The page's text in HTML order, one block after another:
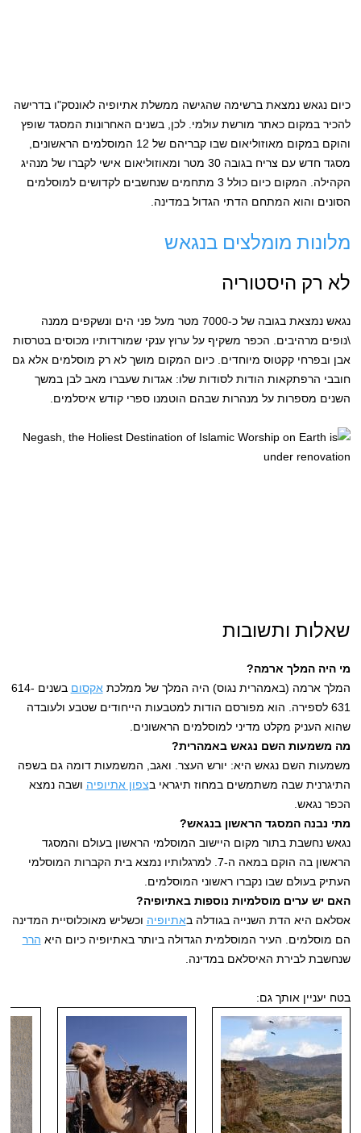
כיום נגאש נמצאת ברשימה שהגישה ממשלת אתיופיה לאונסק"ו בדרישה
להכיר במקום כאתר מורשת עולמי. לכן, בשנים האחרונות המסגד שופץ
והוקם במקום מאוזוליאום שבו קבריהם של 12 המוסלמים הראשונים,
מסגד חדש עם צריח בגובה 30 מטר ומאוזוליאום אישי לקברו של מנהיג
הקהילה. המקום כיום כולל 3 מתחמים שנחשבים לקדושים למוסלמים
הסונים והוא המתחם הדתי הגדול במדינה.
מלונות מומלצים בנגאש
לא רק היסטוריה
נגאש נמצאת בגובה של כ-7000 מטר מעל פני הים ונשקפים ממנה
\נופים מרהיבים. הכפר משקיף על ערוץ ענקי שמורדותיו מכוסים בטרסות
אבן ובפרחי קקטוס מיוחדים. כיום המקום מושך לא רק מוסלמים אלא גם
חובבי הרפתקאות הודות לסודות שלו: אגדות שעברו מאב לבן במשך
השנים מספרות על מנהרות שבהם הוטמנו ספרי קודש איסלמים.
שאלות ותשובות
מי היה המלך ארמה?
המלך ארמה (באמהרית נגוס) היה המלך של ממלכת אקסום
בשנים 614-
631 לספירה. הוא מפורסם הודות למטבעות הייחודים שטבע ולעובדה
שהוא העניק מקלט מדיני למוסלמים הראשונים.
מה משמעות השם נגאש באמהרית?
משמעות השם נגאש היא: יורש העצר. ואגב, המשמעות דומה גם בשפה
התיגרנית שבה משתמשים במחוז תיגראי בצפון אתיופיה ושבה נמצא
הכפר נגאש.
מתי נבנה המסגד הראשון בנגאש?
נגאש נחשבת בתור מקום היישוב המוסלמי הראשון בעולם והמסגד
הראשון בה הוקם במאה ה-7. למרגלותיו נמצא בית הקברות המוסלמי
העתיק בעולם שבו נקברו ראשוני המוסלמים.
האם יש ערים מוסלמיות נוספות באתיופיה?
אסלאם היא הדת השנייה בגודלה באתיופיה וכשליש מאוכלוסיית המדינה
הם מוסלמים. העיר המוסלמית הגדולה ביותר באתיופיה כיום היא הרר
שנחשבת לבירת האיסלאם במדינה.
בטח יעניין אותך גם: